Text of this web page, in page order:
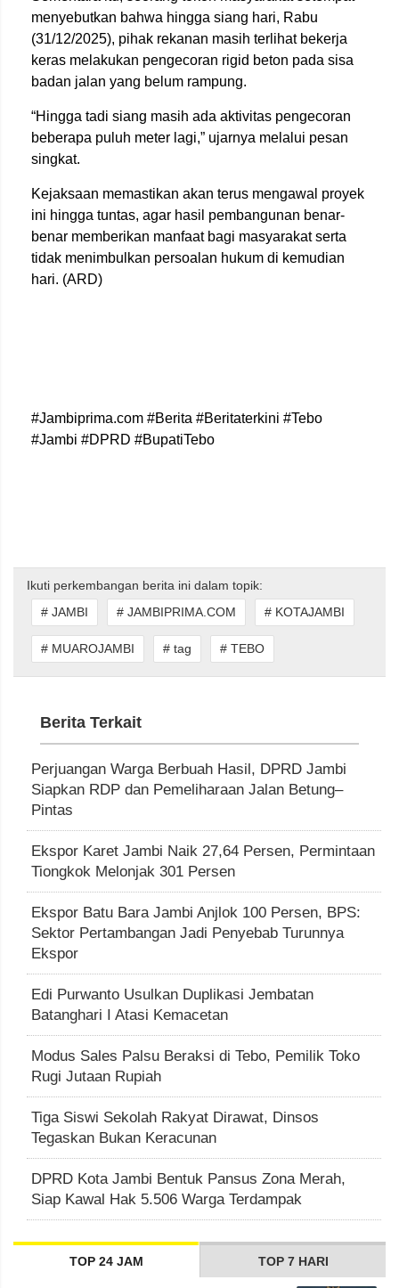
menyebutkan bahwa hingga siang hari, Rabu
(31/12/2025), pihak rekanan masih terlihat bekerja
keras melakukan pengecoran rigid beton pada sisa
badan jalan yang belum rampung.
“Hingga tadi siang masih ada aktivitas pengecoran
beberapa puluh meter lagi,” ujarnya melalui pesan
singkat.
Kejaksaan memastikan akan terus mengawal proyek
ini hingga tuntas, agar hasil pembangunan benar-
benar memberikan manfaat bagi masyarakat serta
tidak menimbulkan persoalan hukum di kemudian
hari. (ARD)
#Jambiprima.com #Berita #Beritaterkini #Tebo
#Jambi #DPRD #BupatiTebo
Ikuti perkembangan berita ini dalam topik:
# JAMBI
# JAMBIPRIMA.COM # KOTAJAMBI
# MUAROJAMBI # tag # TEBO
Berita Terkait
Perjuangan Warga Berbuah Hasil, DPRD Jambi
Siapkan RDP dan Pemeliharaan Jalan Betung–
Pintas
Ekspor Karet Jambi Naik 27,64 Persen, Permintaan
Tiongkok Melonjak 301 Persen
Ekspor Batu Bara Jambi Anjlok 100 Persen, BPS:
Sektor Pertambangan Jadi Penyebab Turunnya
Ekspor
Edi Purwanto Usulkan Duplikasi Jembatan
Batanghari I Atasi Kemacetan
Modus Sales Palsu Beraksi di Tebo, Pemilik Toko
Rugi Jutaan Rupiah
Tiga Siswi Sekolah Rakyat Dirawat, Dinsos
Tegaskan Bukan Keracunan
DPRD Kota Jambi Bentuk Pansus Zona Merah,
Siap Kawal Hak 5.506 Warga Terdampak
TOP 24 JAM TOP 7 HARI